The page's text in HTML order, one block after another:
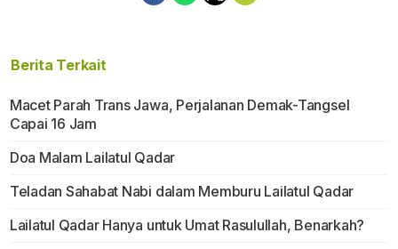
Berita Terkait
Macet Parah Trans Jawa, Perjalanan Demak-Tangsel
Capai 16 Jam
Doa Malam Lailatul Qadar
Teladan Sahabat Nabi dalam Memburu Lailatul Qadar
Lailatul Qadar Hanya untuk Umat Rasulullah, Benarkah?